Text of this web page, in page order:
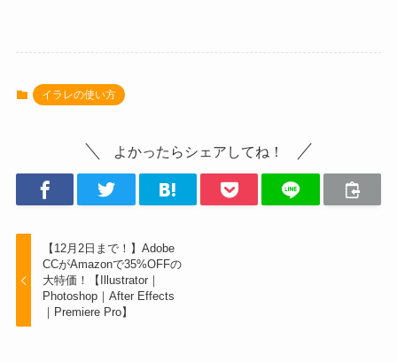
イラレの使い方
よかったらシェアしてね！
【12月2日まで！】Adobe
CCがAmazonで35%OFFの
大特価！【Illustrator｜
Photoshop｜After Effects
｜Premiere Pro】